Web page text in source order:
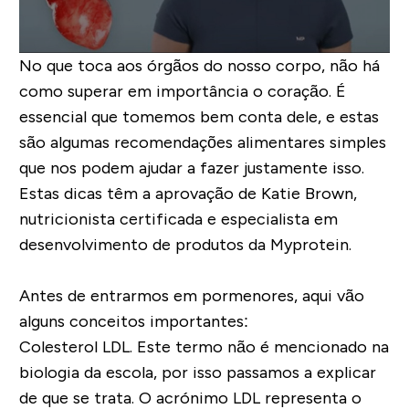
No que toca aos órgãos do nosso corpo, não há
como superar em importância o coração. É
essencial que tomemos bem conta dele, e estas
são algumas recomendações alimentares simples
que nos podem ajudar a fazer justamente isso.
Estas dicas têm a aprovação de Katie Brown,
nutricionista certificada e especialista em
desenvolvimento de produtos da Myprotein.
Antes de entrarmos em pormenores, aqui vão
alguns conceitos importantes:
Colesterol LDL. Este termo não é mencionado na
biologia da escola, por isso passamos a explicar
de que se trata. O acrónimo LDL representa o